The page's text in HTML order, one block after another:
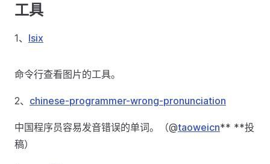
工具
1、 lsix
命令行查看图片的工具。
2、 chinese-programmer-wrong-pronunciation
中国程序员容易发音错误的单词。（@taoweicn** **投
稿）